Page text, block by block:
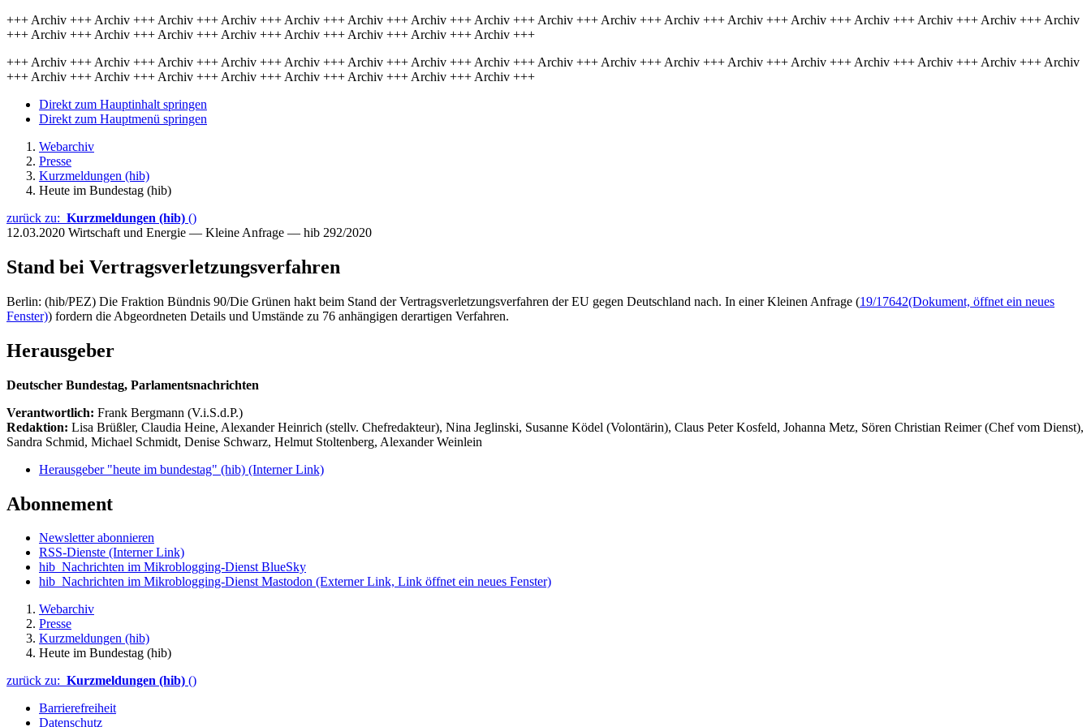
+++ Archiv +++ Archiv +++ Archiv +++ Archiv +++ Archiv +++ Archiv +++ Archiv +++ Archiv +++ Archiv +++ Archiv +++ Archiv +++ Archiv +++ Archiv +++ Archiv +++ Archiv +++ Archiv +++ Archiv
+++ Archiv +++ Archiv +++ Archiv +++ Archiv +++ Archiv +++ Archiv +++ Archiv +++ Archiv +++
+++ Archiv +++ Archiv +++ Archiv +++ Archiv +++ Archiv +++ Archiv +++ Archiv +++ Archiv +++ Archiv +++ Archiv +++ Archiv +++ Archiv +++ Archiv +++ Archiv +++ Archiv +++ Archiv +++ Archiv
+++ Archiv +++ Archiv +++ Archiv +++ Archiv +++ Archiv +++ Archiv +++ Archiv +++ Archiv +++
Direkt zum Hauptinhalt springen
Direkt zum Hauptmenü springen
Webarchiv
Presse
Kurzmeldungen (hib)
Heute im Bundestag (hib)
zurück zu: Kurzmeldungen (hib) ()
12.03.2020 Wirtschaft und Energie — Kleine Anfrage — hib 292/2020
Stand bei Vertragsverletzungsverfahren
Berlin: (hib/PEZ) Die Fraktion Bündnis 90/Die Grünen hakt beim Stand der Vertragsverletzungsverfahren der EU gegen Deutschland nach. In einer Kleinen Anfrage (19/17642(Dokument, öffnet ein neues
Fenster)) fordern die Abgeordneten Details und Umstände zu 76 anhängigen derartigen Verfahren.
Herausgeber
Deutscher Bundestag, Parlamentsnachrichten
Verantwortlich: Frank Bergmann (V.i.S.d.P.)
Redaktion: Lisa Brüßler, Claudia Heine, Alexander Heinrich (stellv. Chefredakteur), Nina Jeglinski, Susanne Ködel (Volontärin), Claus Peter Kosfeld, Johanna Metz, Sören Christian Reimer (Chef vom Dienst),
Sandra Schmid, Michael Schmidt, Denise Schwarz, Helmut Stoltenberg, Alexander Weinlein
Herausgeber "heute im bundestag" (hib) (Interner Link)
Abonnement
Newsletter abonnieren
RSS-Dienste (Interner Link)
hib_Nachrichten im Mikroblogging-Dienst BlueSky
hib_Nachrichten im Mikroblogging-Dienst Mastodon (Externer Link, Link öffnet ein neues Fenster)
Webarchiv
Presse
Kurzmeldungen (hib)
Heute im Bundestag (hib)
zurück zu: Kurzmeldungen (hib) ()
Barrierefreiheit
Datenschutz